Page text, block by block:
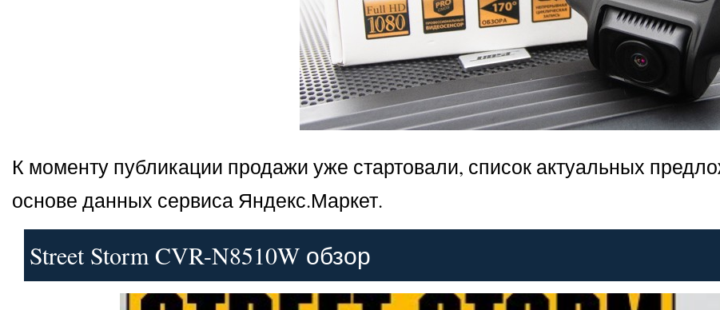
К моменту публикации продажи уже стартовали, список актуальных
основе данных сервиса Яндекс.Маркет.
Street Storm CVR-N8510W обзор